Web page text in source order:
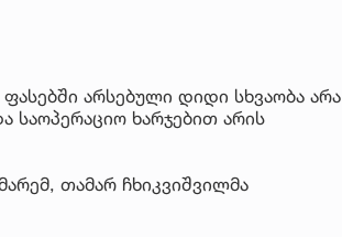
არსებული დიდი სხვაობა არა
საოპერაციო ხარჯებით არის
თამარ ჩხიკვიშვილმა